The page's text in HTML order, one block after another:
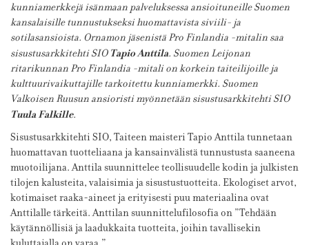
kunniamerkkejä isänmaan palveluksessa ansioituneille Suomen
kansalaisille tunnustukseksi huomattavista siviili- ja
sotilasansioista. Ornamon jäsenistä Pro Finlandia -mitalin saa
sisustusarkkitehti SIO Tapio Anttila. Suomen Leijonan
ritarikunnan Pro Finlandia -mitali on korkein taiteilijoille ja
kulttuurivaikuttajille tarkoitettu kunniamerkki. Suomen
Valkoisen Ruusun ansioristi myönnetään sisustusarkkitehti SIO
Tuula Falkille.
Sisustusarkkitehti SIO, Taiteen maisteri Tapio Anttila tunnetaan
huomattavan tuotteliaana ja kansainvälistä tunnustusta saaneena
muotoilijana. Anttila suunnittelee teollisuudelle kodin ja julkisten
tilojen kalusteita, valaisimia ja sisustustuotteita. Ekologiset arvot,
kotimaiset raaka-aineet ja erityisesti puu materiaalina ovat
Anttilalle tärkeitä. Anttilan suunnittelufilosofia on ”Tehdään
käytännöllisiä ja laadukkaita tuotteita, joihin tavallisekin